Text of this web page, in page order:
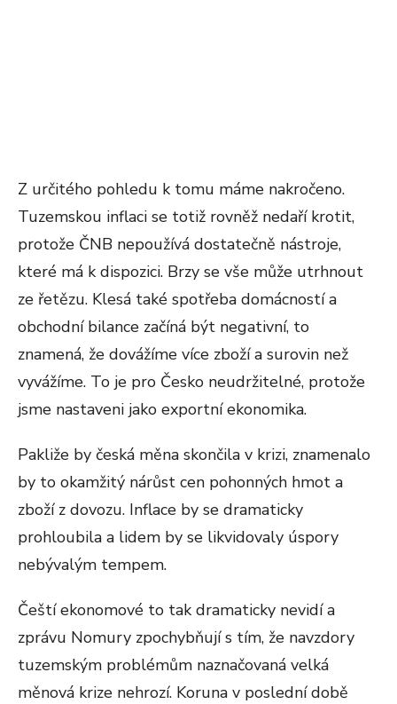
Z určitého pohledu k tomu máme nakročeno.
Tuzemskou inflaci se totiž rovněž nedaří krotit,
protože ČNB nepoužívá dostatečně nástroje,
které má k dispozici. Brzy se vše může utrhnout
ze řetězu. Klesá také spotřeba domácností a
obchodní bilance začíná být negativní, to
znamená, že dovážíme více zboží a surovin než
vyvážíme. To je pro Česko neudržitelné, protože
jsme nastaveni jako exportní ekonomika.
Pakliže by česká měna skončila v krizi, znamenalo
by to okamžitý nárůst cen pohonných hmot a
zboží z dovozu. Inflace by se dramaticky
prohloubila a lidem by se likvidovaly úspory
nebývalým tempem.
Čeští ekonomové to tak dramaticky nevidí a
zprávu Nomury zpochybňují s tím, že navzdory
tuzemským problémům naznačovaná velká
měnová krize nehrozí. Koruna v poslední době